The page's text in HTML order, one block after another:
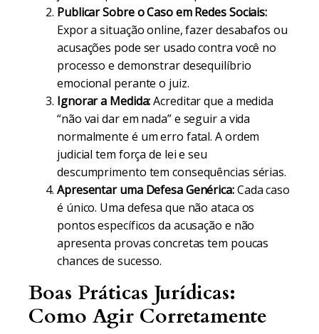
Publicar Sobre o Caso em Redes Sociais:
Expor a situação online, fazer desabafos ou
acusações pode ser usado contra você no
processo e demonstrar desequilíbrio
emocional perante o juiz.
Ignorar a Medida:Acreditar que a medida
“não vai dar em nada” e seguir a vida
normalmente é um erro fatal. A ordem
judicial tem força de lei e seu
descumprimento tem consequências sérias.
Apresentar uma Defesa Genérica:Cada caso
é único. Uma defesa que não ataca os
pontos específicos da acusação e não
apresenta provas concretas tem poucas
chances de sucesso.
Boas Práticas Jurídicas:
Como Agir Corretamente